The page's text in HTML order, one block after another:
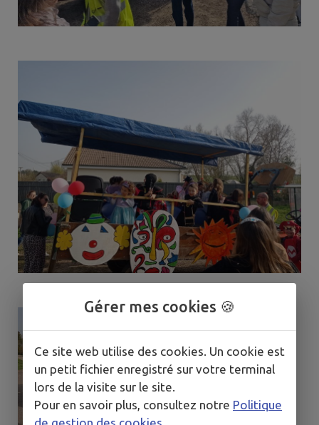
Gérer mes cookies 🍪
Ce site web utilise des cookies. Un cookie est
un petit fichier enregistré sur votre terminal
lors de la visite sur le site.
Pour en savoir plus, consultez notre Politique